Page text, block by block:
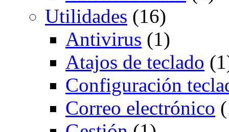
Utilidades (16)
Antivirus (1)
Atajos de teclado
Configuración
Correo electrónico